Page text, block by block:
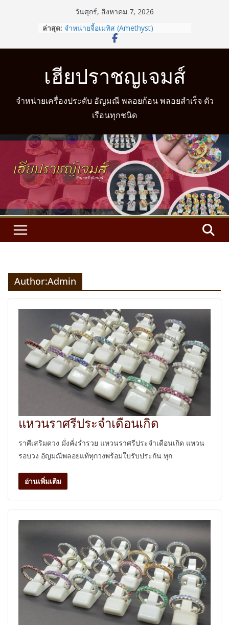
วันศุกร์, สิงหาคม 7, 2026
ล่าสุด: จำหน่ายจี้อเมทิส (Amethyst)
รู้หรือไม่? สวมแหวนให้ถูกนิ้วตามวันเกิด
ช่วยเสริมดวงชะตาได้
จำหน่ายแหวนมงคล
จำหน่ายแหวนมงคล พร้อมบริการวัดนิ้ว
เฮียปราชญเจมส์
จำหน่ายเครื่องประดับ อัญมณี พลอยก้อน พลอยสำเร็จ ตัว
เรือนทุกชนิด
Author:Admin
แหวนราศรีประจำเดือนเกิด
ราศีเสริมดวง มั่งคั่งร่ำรวย แหวนราศรีประจำเดือนเกิด แหวน
รอบวง อัญมณีพลอยแท้ทุกวงพร้อมใบรับประกัน ทุก
อ่านเพิ่มเติม